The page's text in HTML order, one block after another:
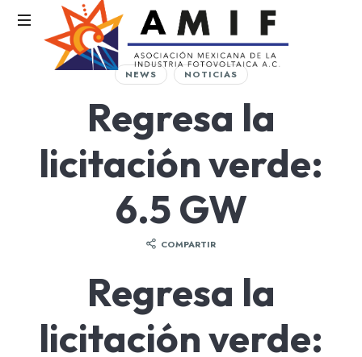
AMIF
Industria
Fotovoltaica
NEWS NOTICIAS
Regresa la
licitación verde:
6.5 GW
COMPARTIR
Regresa la
licitación verde: